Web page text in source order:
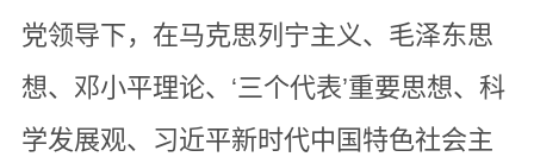
党领导下，在马克思列宁主义、毛泽东思
想、邓小平理论、‘三个代表’重要思想、科
学发展观、习近平新时代中国特色社会主